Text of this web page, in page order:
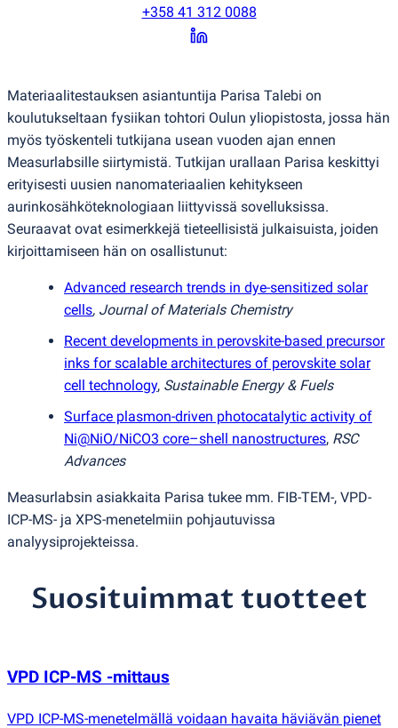
+358 41 312 0088
Materiaalitestauksen asiantuntija Parisa Talebi on
koulutukseltaan fysiikan tohtori Oulun yliopistosta, jossa hän
myös työskenteli tutkijana usean vuoden ajan ennen
Measurlabsille siirtymistä. Tutkijan urallaan Parisa keskittyi
erityisesti uusien nanomateriaalien kehitykseen
aurinkosähköteknologiaan liittyvissä sovelluksissa.
Seuraavat ovat esimerkkejä tieteellisistä julkaisuista, joiden
kirjoittamiseen hän on osallistunut:
Advanced research trends in dye-sensitized solar
cells, Journal of Materials Chemistry
Recent developments in perovskite-based precursor
inks for scalable architectures of perovskite solar
cell technology, Sustainable Energy & Fuels
Surface plasmon-driven photocatalytic activity of
Ni@NiO/NiCO3 core–shell nanostructures, RSC
Advances
Measurlabsin asiakkaita Parisa tukee mm. FIB-TEM-, VPD-
ICP-MS- ja XPS-menetelmiin pohjautuvissa
analyysiprojekteissa.
Suosituimmat tuotteet
VPD ICP-MS -mittaus
VPD ICP-MS-menetelmällä voidaan havaita häviävän pienet